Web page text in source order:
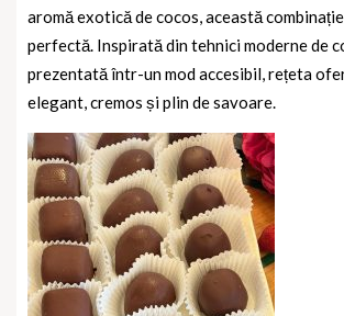
aromă exotică de cocos, această
perfectă. Inspirată din tehnici moderne de
prezentată într-un mod accesibil, rețeta
elegant, cremos și plin de savoare.